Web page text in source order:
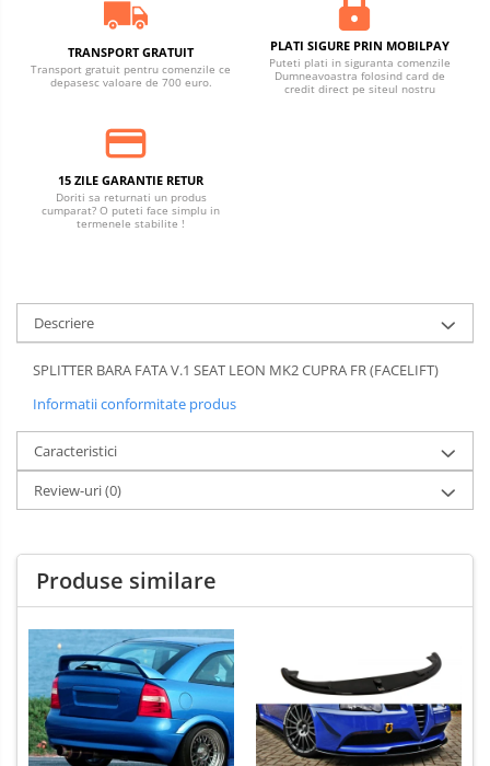
TRANSPORT GRATUIT
Transport gratuit pentru comenzile ce
depasesc valoare de 700 euro.
PLATI SIGURE PRIN MOBILPAY
Puteti plati in siguranta comenzile
Dumneavoastra folosind card de
credit direct pe siteul nostru
15 ZILE GARANTIE RETUR
Doriti sa returnati un produs
cumparat? O puteti face simplu in
termenele stabilite !
Descriere
SPLITTER BARA FATA V.1 SEAT LEON MK2 CUPRA FR (FACELIFT)
Informatii conformitate produs
Caracteristici
Review-uri(0)
Produse similare